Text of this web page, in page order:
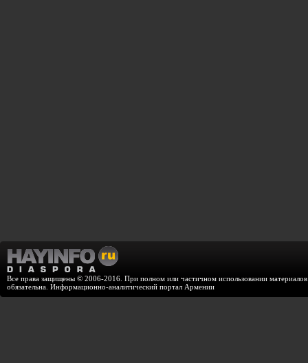
Все права защищены © 2006-2016. При полном или частичном использовании
обязательна. Информационно-аналитический портал Армении